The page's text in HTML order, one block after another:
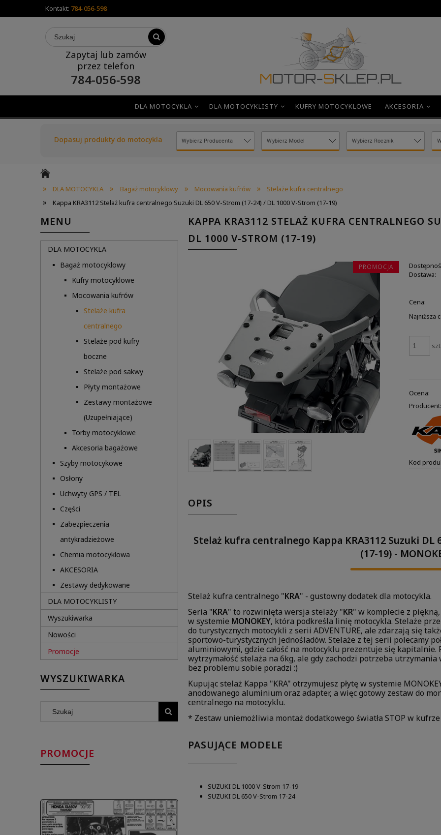
Kontakt: 784-056-598
Zapytaj lub zamów
przez telefon
784-056-598
DLA MOTOCYKLA DLA MOTOCYKLISTY KUFRY MOTOCYKLOWE AKCESORIA
Dopasuj produkty do motocykla
» DLA MOTOCYKLA » Bagaż motocyklowy » Mocowania kufrów » Stelaże kufra centralnego
» Kappa KRA3112 Stelaż kufra centralnego Suzuki DL 650 V-Strom (17-24) / DL 1000 V-Strom (17-19)
MENU
DLA MOTOCYKLA
Bagaż motocyklowy
Kufry motocyklowe
Mocowania kufrów
Stelaże kufra
centralnego
Stelaże pod kufry
boczne
Stelaże pod sakwy
Płyty montażowe
Zestawy montażowe
(Uzupełniające)
Torby motocyklowe
Akcesoria bagażowe
Szyby motocykowe
Osłony
Uchwyty GPS / TEL
Części
Zabezpieczenia
antykradzieżowe
Chemia motocyklowa
AKCESORIA
Zestawy dedykowane
DLA MOTOCYKLISTY
Wyszukiwarka
Nowości
Promocje
WYSZUKIWARKA
PROMOCJE
KAPPA KRA3112 STELAŻ KUFRA CENTRALNEGO
DL 1000 V-STROM (17-19)
PROMOCJA
Dostawa:
Cena:
Najniższa
szt.
Ocena:
Producent:
Kod
OPIS
Stelaż kufra centralnego Kappa KRA3112 Suzuki DL
(17-19) -
Stelaż kufra centralnego "KRA" - gustowny dodatek dla motocykla.
Seria "KRA" to rozwinięta wersja stelaży "KR" w komplecie z
w systemie MONOKEY, która podkreśla linię motocykla. Stelaże
do turystycznych motocykli z serii ADVENTURE, ale zdarzają się
sportowo-turystycznych jednośladów. Stelaże z tej serii polecamy
aluminiowymi, gdzie całość na motocyklu prezentuje się kapitalnie.
wytrzymałość stelaża na 6kg, ale gdy zachodzi potrzeba utrzymania
bez problemu sobie poradzi :)
Kupując stelaż Kappa "KRA" otrzymujesz płytę w systemie
anodowanego aluminium oraz adapter, a więc gotowy zestaw do
centralnego na motocyklu.
* Zestaw uniemożliwia montaż dodatkowego światła STOP w
PASUJĄCE MODELE
SUZUKI DL 1000 V-Strom 17-19
SUZUKI DL 650 V-Strom 17-24